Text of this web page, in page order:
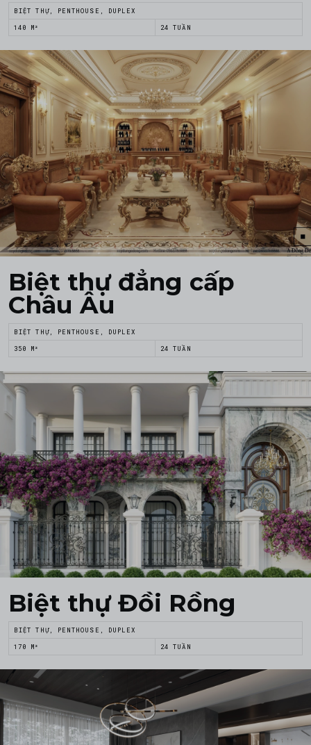
BIỆT THỰ, PENTHOUSE, DUPLEX
140 M² 24 TUẦN
Biệt thự đẳng cấp
Châu Âu
BIỆT THỰ, PENTHOUSE, DUPLEX
350 M² 24 TUẦN
Biệt thự Đồi Rồng
BIỆT THỰ, PENTHOUSE, DUPLEX
170 M² 24 TUẦN